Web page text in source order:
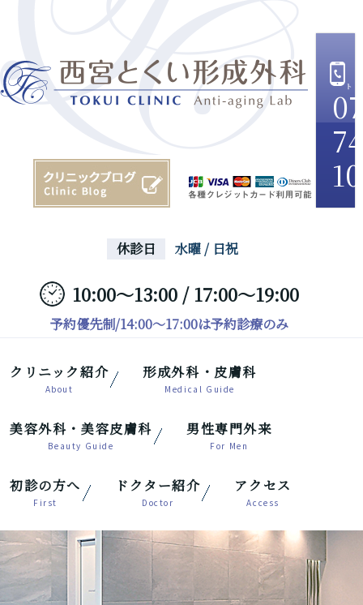
休診日 水曜 / 日祝
10:00～13:00 / 17:00～19:00
予約優先制/14:00～17:00は予約診療のみ
クリニック紹介 形成外科・皮膚科
美容外科・美容皮膚科 男性専門外来
初診の方へ ドクター紹介 アクセス